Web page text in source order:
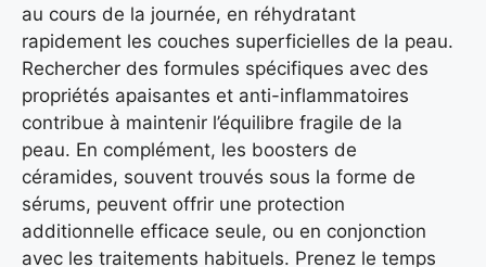
au cours de la journée, en réhydratant
rapidement les couches superficielles de la peau.
Rechercher des formules spécifiques avec des
propriétés apaisantes et anti-inflammatoires
contribue à maintenir l’équilibre fragile de la
peau. En complément, les boosters de
céramides, souvent trouvés sous la forme de
sérums, peuvent offrir une protection
additionnelle efficace seule, ou en conjonction
avec les traitements habituels. Prenez le temps